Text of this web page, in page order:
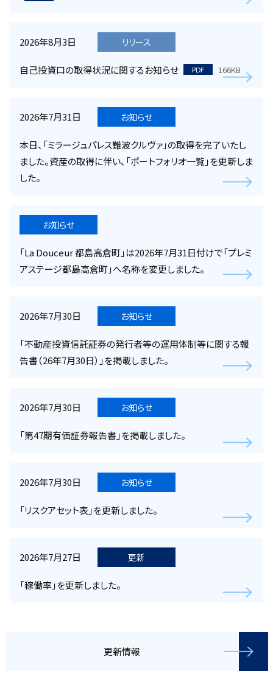
2026年8月3日 リリース
自己投資口の取得状況に関するお知らせ PDF 166KB
2026年7月31日 お知らせ
本日、「ミラージュパレス難波クルヴァ」の取得を完了いたし
ました。資産の取得に伴い、「ポートフォリオ一覧」を更新しま
した。
お知らせ
「La Douceur 都島高倉町」は2026年7月31日付けで「プレミ
アステージ都島高倉町」へ名称を変更しました。
2026年7月30日 お知らせ
「不動産投資信託証券の発行者等の運用体制等に関する報
告書（26年7月30日）」を掲載しました。
2026年7月30日 お知らせ
「第47期有価証券報告書」を掲載しました。
2026年7月30日 お知らせ
「リスクアセット表」を更新しました。
2026年7月27日 更新
「稼働率」を更新しました。
更新情報